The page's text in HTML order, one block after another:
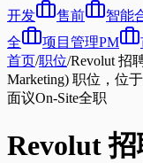
开发
售前 智能
全
项目管理PM
首页/职位/Revolut 招
Marketing) 职位，位
面议On-Site全职
Revolut